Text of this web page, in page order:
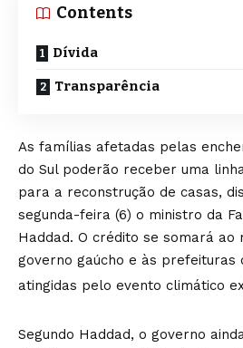
Contents
Dívida
Transparência
As famílias afetadas pelas
do Sul poderão receber uma
para a reconstrução de casas,
segunda-feira (6) o ministro da
Haddad. O crédito se somará ao
governo gaúcho e às prefeituras
atingidas pelo evento climático
Segundo Haddad, o governo